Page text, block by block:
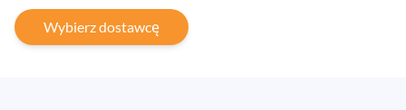
Wybierz dostawcę